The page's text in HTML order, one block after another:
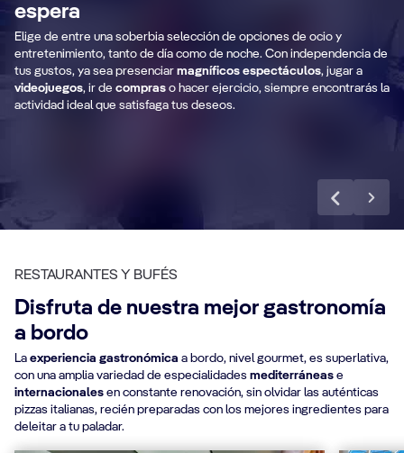
espera
Elige de entre una soberbia selección de opciones de ocio y
entretenimiento, tanto de día como de noche. Con independencia de
tus gustos, ya sea presenciar magníficos espectáculos, jugar a
videojuegos, ir de compras o hacer ejercicio, siempre encontrarás la
actividad ideal que satisfaga tus deseos.
Zona de compras
RESTAURANTES Y BUFÉS
Disfruta de nuestra mejor gastronomía
a bordo
La experiencia gastronómica a bordo, nivel gourmet, es superlativa,
con una amplia variedad de especialidades mediterráneas e
internacionales en constante renovación, sin olvidar las auténticas
pizzas italianas, recién preparadas con los mejores ingredientes para
deleitar a tu paladar.